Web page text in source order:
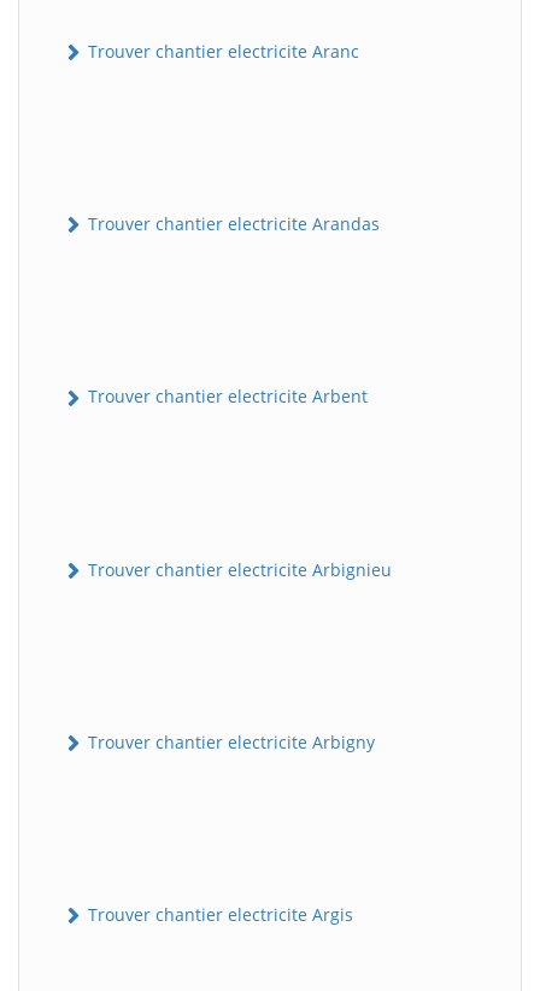
Trouver chantier electricite Aranc
Trouver chantier electricite Arandas
Trouver chantier electricite Arbent
Trouver chantier electricite Arbignieu
Trouver chantier electricite Arbigny
Trouver chantier electricite Argis